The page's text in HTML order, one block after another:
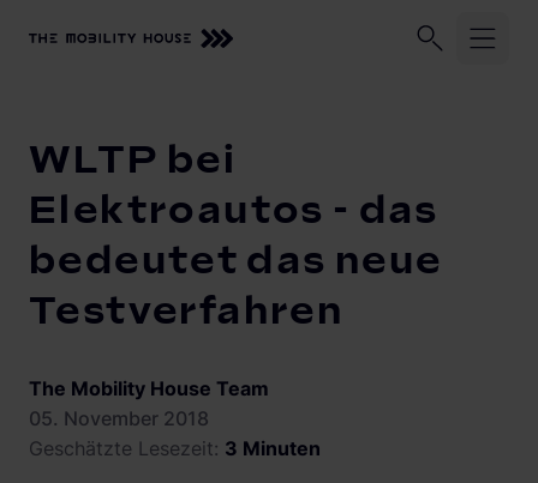
Lösungen und Services
Beratung, Planung und Installation
Monitoring
Zuhause laden
Knowledge Center
Vehicle-to-Grid
WLTP bei
Elektroautos - das
bedeutet das neue
Testverfahren
The Mobility House Team
05. November 2018
Geschätzte Lesezeit: 3 Minuten